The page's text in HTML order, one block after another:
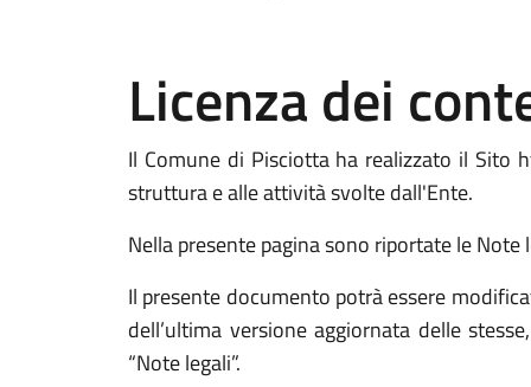
Licenza dei
Il Comune di Pisciotta ha realizzato il Sito
struttura e alle attività svolte dall'Ente.
Nella presente pagina sono riportate le Note
Il presente documento potrà essere
dell’ultima versione aggiornata delle
“Note legali”.